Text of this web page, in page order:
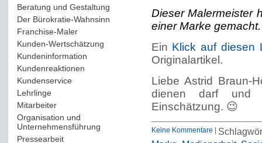
Beratung und Gestaltung
Der Bürokratie-Wahnsinn
Franchise-Maler(42)
Kunden-Wertschätzung
Kundeninformation
Kundenreaktionen
Kundenservice(178)
Lehrlinge(54)
Mitarbeiter(163)
Organisation und
Unternehmensführung
Pressearbeit(12)
Dieser Malermeister
einer Marke gemacht.
Ein Klick auf diesen
Originalartikel.
Liebe Astrid Braun-
dienen darf und
Einschätzung. 😉
Keine Kommentare